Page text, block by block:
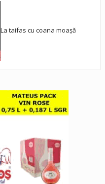
La taifas cu coana moașă